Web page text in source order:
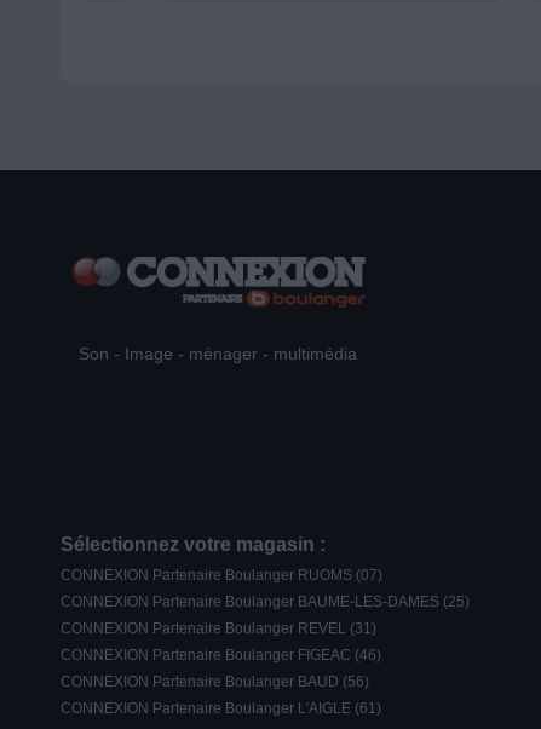
Son - Image - ménager - multimédia
Sélectionnez votre magasin :
CONNEXION Partenaire Boulanger RUOMS (07)
CONNEXION Partenaire Boulanger BAUME-LES-DAMES (25)
CONNEXION Partenaire Boulanger REVEL (31)
CONNEXION Partenaire Boulanger FIGEAC (46)
CONNEXION Partenaire Boulanger BAUD (56)
CONNEXION Partenaire Boulanger L'AIGLE (61)